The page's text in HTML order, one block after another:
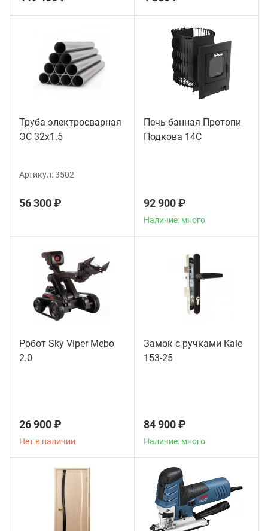
Труба электросварная
ЭС 32x1.5
Артикул:3502
56 300 ₽
Печь банная Протопи
Подкова 14С
92 900 ₽
Наличие: много
Робот Sky Viper Mebo
2.0
26 900 ₽
Нет в наличии
Замок с ручками Kale
153-25
84 900 ₽
Наличие: много